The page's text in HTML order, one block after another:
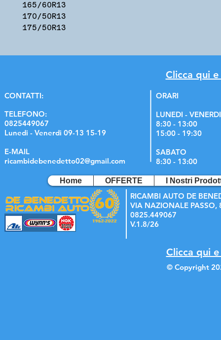
165/60R13
170/50R13
175/50R13
Clicca qui
CONTATTI:
TELEFONO:
0825449067
Lunedi - Venerdi 09-13 15-19
E-MAIL
ricambidebenedetto02@gmail.com
ORARI
LUNEDI - VENERDI
8:30 - 13:00
15:00 - 19:30
SABATO
8:30 - 13:00
Home OFFERTE I Nostri
RICAMBI AUTO DE
VIA NAZIONALE PASSO,
0825.449067
V.1.8/26
Clicca qui
© Copyright